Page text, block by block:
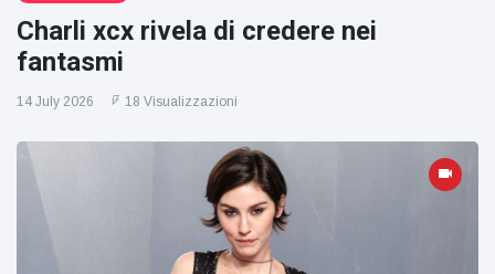
Charli xcx rivela di credere nei
fantasmi
14 July 2026 18 Visualizzazioni